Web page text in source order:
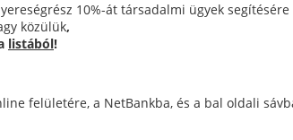
10%-át társadalmi ügyek
közülük,
listából!
felületére, a NetBankba, és a bal oldali